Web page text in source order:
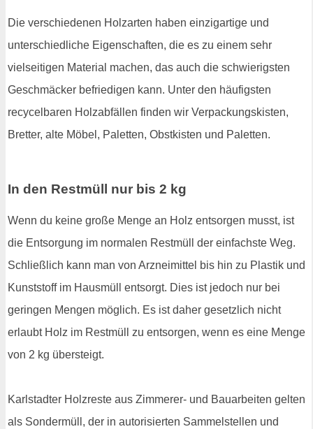
Die verschiedenen Holzarten haben einzigartige und
unterschiedliche Eigenschaften, die es zu einem sehr
vielseitigen Material machen, das auch die schwierigsten
Geschmäcker befriedigen kann. Unter den häufigsten
recycelbaren Holzabfällen finden wir Verpackungskisten,
Bretter, alte Möbel, Paletten, Obstkisten und Paletten.
In den Restmüll nur bis 2 kg
Wenn du keine große Menge an Holz entsorgen musst, ist
die Entsorgung im normalen Restmüll der einfachste Weg.
Schließlich kann man von Arzneimittel bis hin zu Plastik und
Kunststoff im Hausmüll entsorgt. Dies ist jedoch nur bei
geringen Mengen möglich. Es ist daher gesetzlich nicht
erlaubt Holz im Restmüll zu entsorgen, wenn es eine Menge
von 2 kg übersteigt.
Karlstadter Holzreste aus Zimmerer- und Bauarbeiten gelten
als Sondermüll, der in autorisierten Sammelstellen und